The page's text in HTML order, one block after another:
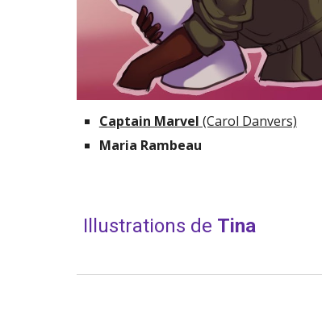
Captain Marvel (Carol Danvers)
Maria Rambeau
Illustrations de Tina